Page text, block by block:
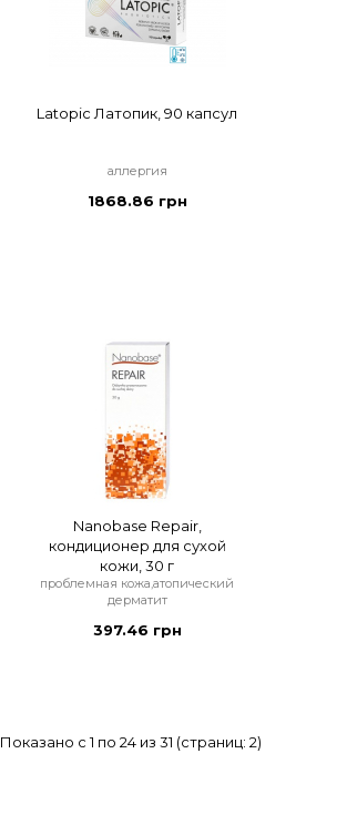
Latopic Латопик, 90 капсул
аллергия
1868.86 грн
Nanobase Repair,
кондиционер для сухой
кожи, 30 г
проблемная кожа,атопический
дерматит
397.46 грн
Показано с 1 по 24 из 31 (страниц: 2)